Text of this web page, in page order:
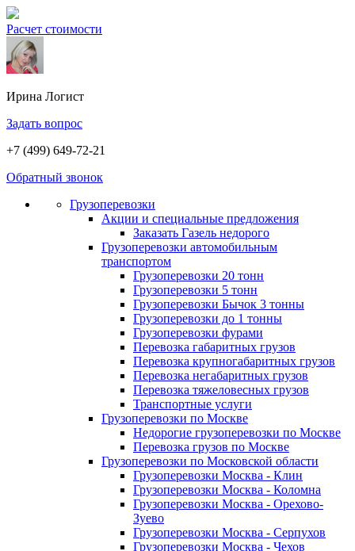
Расчет стоимости
Ирина Логист
Задать вопрос
+7 (499) 649-72-21
Обратный звонок
Грузоперевозки
Акции и специальные предложения
Заказать Газель недорого
Грузоперевозки автомобильным
транспортом
Грузоперевозки 20 тонн
Грузоперевозки 5 тонн
Грузоперевозки Бычок 3 тонны
Грузоперевозки до 1 тонны
Грузоперевозки фурами
Перевозка габаритных грузов
Перевозка крупногабаритных грузов
Перевозка негабаритных грузов
Перевозка тяжеловесных грузов
Транспортные услуги
Грузоперевозки по Москве
Недорогие грузоперевозки по Москве
Перевозка грузов по Москве
Грузоперевозки по Московской области
Грузоперевозки Москва - Клин
Грузоперевозки Москва - Коломна
Грузоперевозки Москва - Орехово-
Зуево
Грузоперевозки Москва - Серпухов
Грузоперевозки Москва - Чехов